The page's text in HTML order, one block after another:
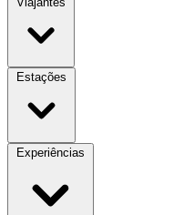
Estações
Experiências